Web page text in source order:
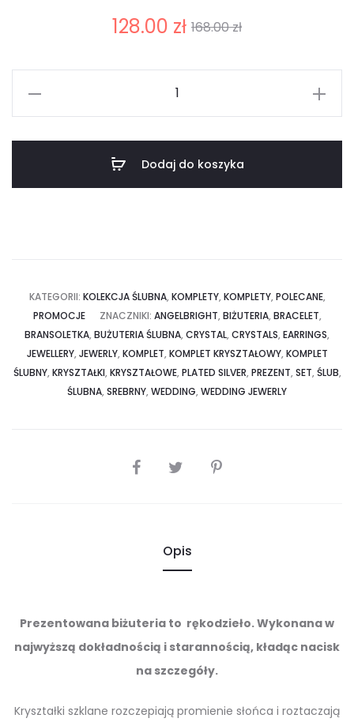
168.00zł
Pierwotna
cena
wynosiła:
168.00 zł.
128.00 zł
Aktualna
cena
128.00 zł.
Dodaj do koszyka
KATEGORII: KOLEKCJA ŚLUBNA, KOMPLETY, KOMPLETY, POLECANE,
PROMOCJE
ZNACZNIKI: ANGELBRIGHT, BIŻUTERIA, BRACELET,
BRANSOLETKA, BUŻUTERIA ŚLUBNA, CRYSTAL, CRYSTALS, EARRINGS,
JEWELLERY, JEWERLY, KOMPLET, KOMPLET KRYSZTAŁOWY, KOMPLET
ŚLUBNY, KRYSZTAŁKI, KRYSZTAŁOWE, PLATED SILVER, PREZENT, SET, ŚLUB,
ŚLUBNA, SREBRNY, WEDDING, WEDDING JEWERLY
SHARE
Opis
Prezentowana biżuteria to rękodzieło. Wykonana w
najwyższą dokładnością i starannością, kładąc nacisk
na szczegóły.
Kryształki szklane rozczepiają promienie słońca i roztaczają